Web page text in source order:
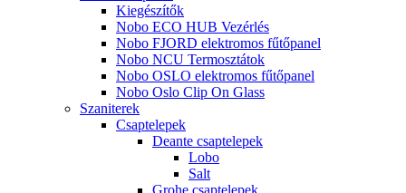
Kiegészítők
Nobo ECO HUB Vezérlés
Nobo FJORD elektromos fűtőpanel
Nobo NCU Termosztátok
Nobo OSLO elektromos fűtőpanel
Nobo Oslo Clip On Glass
Szaniterek
Csaptelepek
Deante csaptelepek
Lobo
Salt
Grohe csaptelepek